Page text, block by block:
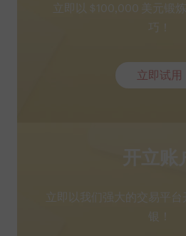
立即以 $100,000 美元锻
巧！
立即试用
开立账户
立即以我们强大的交易平
银！